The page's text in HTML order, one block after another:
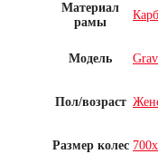
Материал
рамы
Модель
Пол/возраст
Размер колес